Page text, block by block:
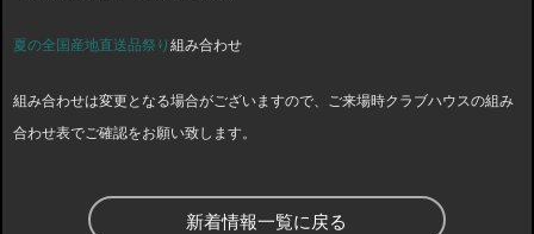
夏の全国産地直送品祭り組み合わせ
組み合わせは変更となる場合がございますので、ご来場時クラブハウスの組み
合わせ表でご確認をお願い致します。
新着情報一覧に戻る